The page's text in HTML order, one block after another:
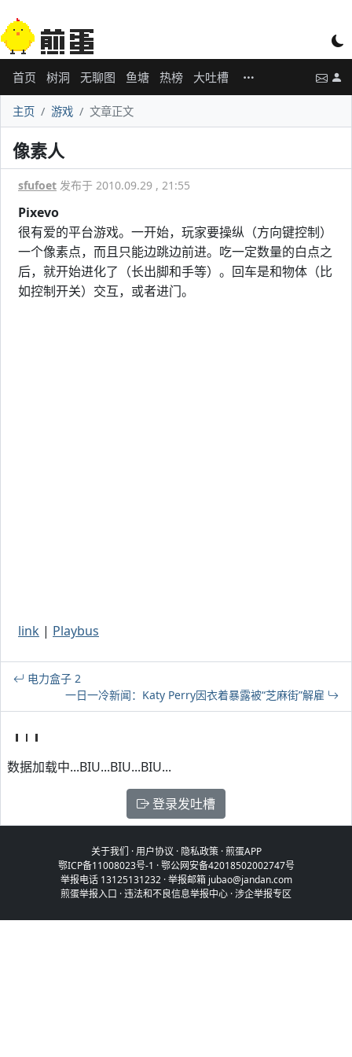
首页 树洞 无聊图 鱼塘 热榜 大吐槽
主页 游戏 文章正文
像素人
sfufoet 发布于 2010.09.29 , 21:55
Pixevo
很有爱的平台游戏。一开始，玩家要操纵（方向键控制）
一个像素点，而且只能边跳边前进。吃一定数量的白点之
后，就开始进化了（长出脚和手等）。回车是和物体（比
如控制开关）交互，或者进门。
link | Playbus
电力盒子 2
一日一冷新闻：Katy Perry因衣着暴露被“芝麻街”解雇
数据加载中...BIU...BIU...BIU...
登录发吐槽
关于我们 ·用户协议 · 隐私政策·煎蛋APP
鄂ICP备11008023号-1 ·鄂公网安备42018502002747号
举报电话 13125131232 · 举报邮箱 jubao@jandan.com
煎蛋举报入口 ·违法和不良信息举报中心 ·涉企举报专区